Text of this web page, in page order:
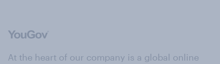
At the heart of our company is a global online